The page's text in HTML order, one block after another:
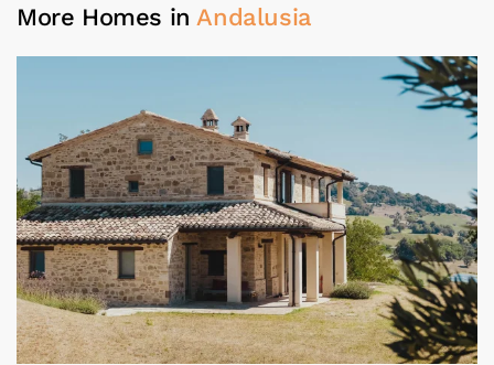
More Homes inAndalusia